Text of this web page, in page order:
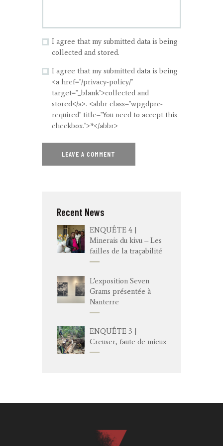
I agree that my submitted data is being
collected and stored.
I agree that my submitted data is being
<a href="/privacy-policy/"
target="_blank">collected and
stored</a>. <abbr class="wpgdprc-
required" title="You need to accept this
checkbox.">*</abbr>
Recent News
ENQUÊTE 4 |
Minerais du kivu – Les
failles de la traçabilité
L’exposition Seven
Grams présentée à
Nanterre
ENQUÊTE 3 |
Creuser, faute de mieux